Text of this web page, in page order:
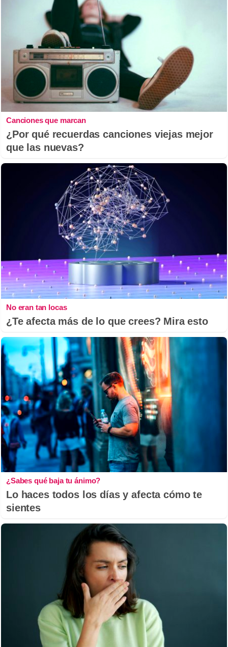
Canciones que marcan
¿Por qué recuerdas canciones viejas mejor
que las nuevas?
No eran tan locas
¿Te afecta más de lo que crees? Mira esto
¿Sabes qué baja tu ánimo?
Lo haces todos los días y afecta cómo te
sientes